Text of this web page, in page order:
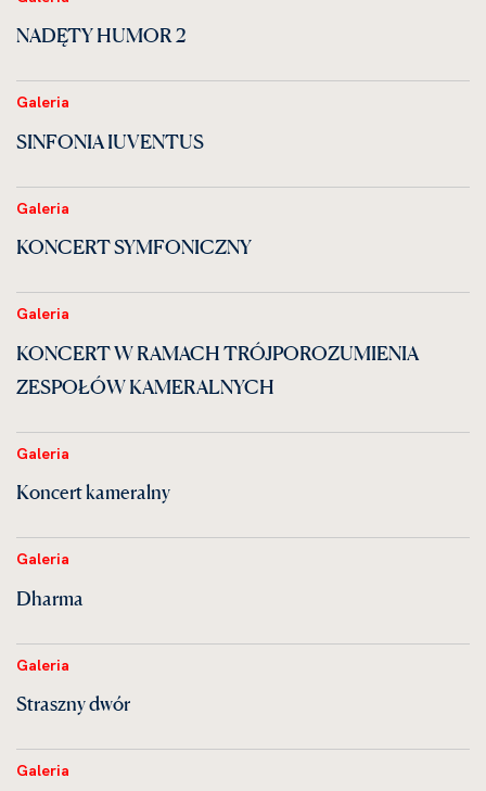
NADĘTY HUMOR 2
Galeria
SINFONIA IUVENTUS
Galeria
KONCERT SYMFONICZNY
Galeria
KONCERT W RAMACH TRÓJPOROZUMIENIA
ZESPOŁÓW KAMERALNYCH
Galeria
Koncert kameralny
Galeria
Dharma
Galeria
Straszny dwór
Galeria